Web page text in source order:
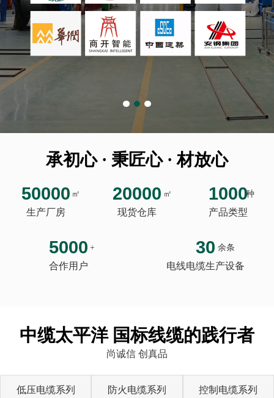
承初心 · 秉匠心 · 材放心
50000 ㎡
生产厂房
20000 ㎡
现货仓库
1000种
产品类型
5000 +
合作用户
30 余条
电线电缆生产设备
中缆太平洋 国标线缆的践行者
尚诚信 创真品
低压电缆系列 防火电缆系列 控制电缆系列